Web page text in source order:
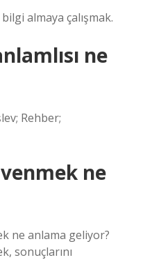
almaya çalışmak.
ne
Rehber;
ne
ne anlama geliyor?
sonuçlarını